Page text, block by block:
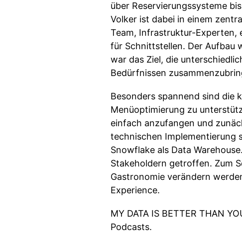
über Reservierungssysteme
Volker ist dabei in einem
Team, Infrastruktur-Experten,
für Schnittstellen. Der Aufbau
war das Ziel, die
Bedürfnissen
Besonders spannend sind die
Menüoptimierung zu
einfach anzufangen und
technischen Implementierung
Snowflake als Data
Stakeholdern getroffen. Zum
Gastronomie verändern
Experience.
MY DATA IS BETTER THAN
Podcasts.